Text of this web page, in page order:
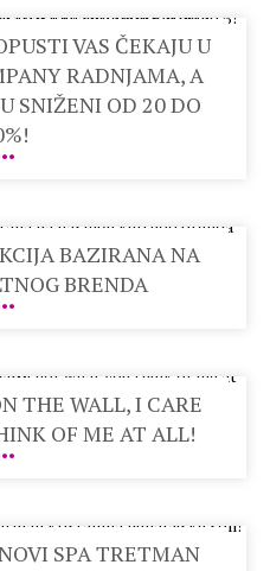
VAS ČEKAJU U
RADNJAMA, A
SNIŽENI OD 20 DO
BAZIRANA NA
BRENDA
THE WALL, I CARE
OF ME AT ALL!
SPA TRETMAN